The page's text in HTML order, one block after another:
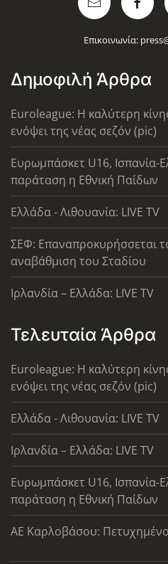
Επικοινωνία:
Δημοφιλή Άρθρα
Euroleague: Η καλύτερη
ενόψει της νέας σεζόν (pic)
Ευρωμπάσκετ U16, Ισπανία-
παράταση η Εθνική Παίδων
Ελλάδα - Λιθουανία: LIVE TV
ΣΕΦ: Επαναπροκυρήσσεται
αναβάθμιση του Σταδίου
Ιρλανδία – Ελλάδα: LIVE TV
Τελευταία Άρθρα
Euroleague: Η καλύτερη
ενόψει της νέας σεζόν (pic)
Ελλάδα - Λιθουανία: LIVE TV
Ιρλανδία – Ελλάδα: LIVE TV
Ευρωμπάσκετ U16, Ισπανία-
παράταση η Εθνική Παίδων
ΑΕ Καρλοβάσου: